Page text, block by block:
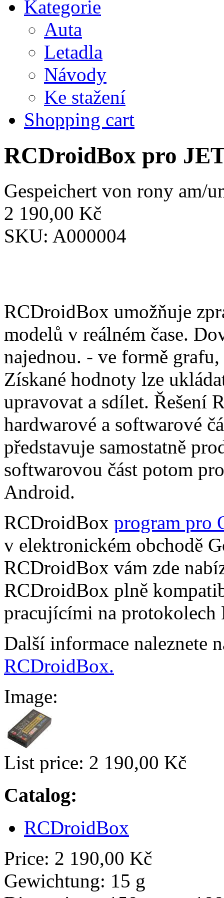
Kategorie
Auta
Letadla
Návody
Ke stažení
Shopping cart
RCDroidBox pro
Gespeichert von rony am/
2 190,00 Kč
SKU: A000004
RCDroidBox umožňuje
modelů v reálném čase.
najednou. - ve formě
Získané hodnoty lze
upravovat a sdílet. Řešení
hardwarové a softwarové
představuje samostatně
softwarovou část potom
Android.
RCDroidBox program pro
v elektronickém obchodě
RCDroidBox vám zde
RCDroidBox plně
pracujícími na
Další informace naleznete
RCDroidBox.
Image:
List price: 2 190,00 Kč
Catalog:
RCDroidBox
Price: 2 190,00 Kč
Gewichtung: 15 g